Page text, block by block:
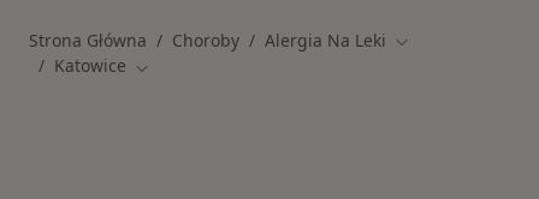
Strona Główna Choroby Alergia Na Leki Zmień miasto
Katowice Zmień miasto